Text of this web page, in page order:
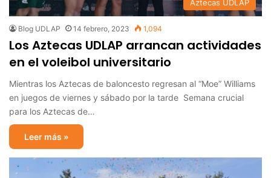
Aztecas UDLAP
Blog UDLAP 14 febrero, 2023 1,094
Los Aztecas UDLAP arrancan actividades
en el voleibol universitario
Mientras los Aztecas de baloncesto regresan al “Moe” Williams
en juegos de viernes y sábado por la tarde Semana crucial
para los Aztecas de…
Leer más »